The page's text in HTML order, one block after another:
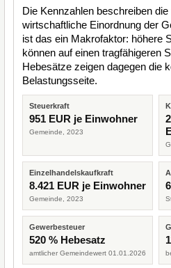
Die Kennzahlen beschreiben
wirtschaftliche Einordnung der
ist das ein Makrofaktor: höhere
können auf einen tragfähigeren
Hebesätze zeigen dagegen die
Belastungsseite.
Steuerkraft
951 EUR je Einwohner
Gemeinde, 2023
Einzelhandelskaufkraft
8.421 EUR je Einwohner
Gemeinde, 2023
Gewerbesteuer
520 % Hebesatz
amtlicher Gemeindewert 01.01.2026